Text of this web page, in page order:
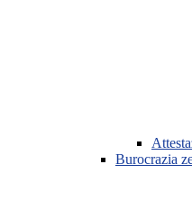
Burocrazia